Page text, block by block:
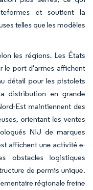
et soutient la
telles que les modèles
les régions. Les États
le port d'armes affichent
détail pour les pistolets
distribution en grande
Est maintiennent des
orientant les ventes
NIJ de marques
affichent une activité e-
obstacles logistiques
de permis unique.
régionale freine